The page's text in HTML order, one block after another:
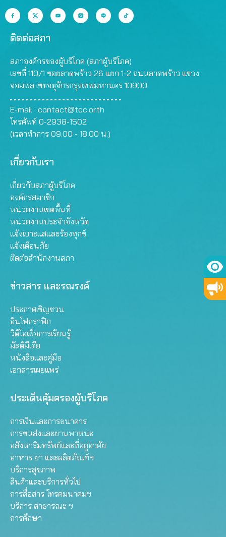
ติดต่อสภา
สภาองค์กรของผู้บริโภค (สภาผู้บริโภค)
เลขที่ 110/1 ซอยลาดพร้าว 26 แยก 1-2 ถนนลาดพร้าว แขวง
จอมพล เขตจตุจักรกรุงเทพมหานคร 10900
E-mail : contact@tcc.or.th
โทรศัพท์ 0-2938-1502
(เวลาทำการ 09.00 - 18.00 น.)
เกี่ยวกับเรา
เกี่ยวกับสภาผู้บริโภค
องค์กรสมาชิก
หน่วยงานเขตพื้นที่
หน่วยงานประจำจังหวัด
แจ้งเบาะแสและร้องทุกข์
แจ้งเตือนภัย
ติดต่อสำนักงานสภา
ข่าวสาร และรณรงค์
ประกาศเชิญชวน
อินโฟกราฟิก
วิดีโอเพื่อการเรียนรู้
มัลติมีเดีย
หนังสือและคู่มือ
เอกสารเผยแพร่
ประเด็นคุ้มครองผู้บริโภค
การเงินและการธนาคาร
การขนส่งและยานพาหนะ
อสังหาริมทรัพย์และที่อยู่อาศัย
อาหาร ยา และผลิตภัณฑ์ฯ
บริการสุขภาพ
สินค้าและบริการทั่วไป
การสื่อสาร โทรคมนาคมฯ
บริการ สาธารณะ ฯ
การศึกษา